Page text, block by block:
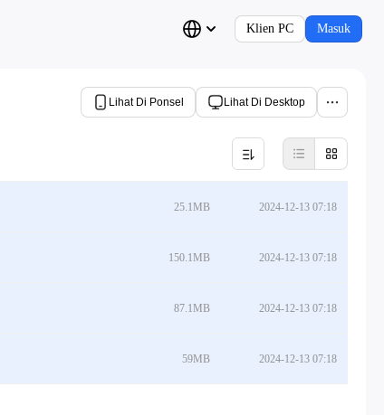
Klien PC Masuk
Lihat Di Ponsel Lihat Di Desktop
25.1MB 2024-12-13 07:18
150.1MB 2024-12-13 07:18
87.1MB 2024-12-13 07:18
59MB 2024-12-13 07:18